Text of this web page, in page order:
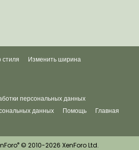
Изменить ширина
персональных данных
данных
Помощь Главная
® © 2010-2026 XenForo Ltd.